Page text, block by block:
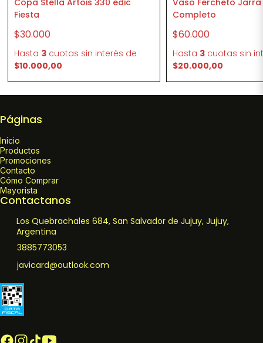
Copa Stella Artois 330 edic
Fiesta
$30.000
Hasta 3cuotas sin interés de
$10.000,00
Vaso Fercheto Jarra
Completo
$60.000
Hasta 3 cuotas sin
$20.000,00
Páginas
Inicio
Productos
Promociones
Contacto
Cómo Comprar
Mayorista
Contactanos
Los Quebrachales 684, San Salvador de Jujuy, Jujuy,
Argentina
3885773053
javicard@outlook.com